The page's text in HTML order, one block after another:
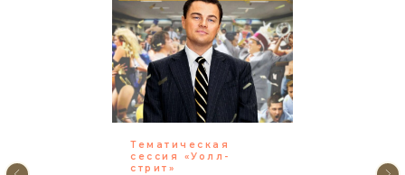
Тематическая
сессия «Уолл-
стрит»